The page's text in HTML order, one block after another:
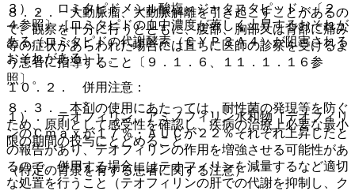
３）． ロミタピドメシル酸塩＜ジャクスタピッド＞〔２．
４参照〕［ロミタピドの血中濃度が著しく上昇するおそれが
ある（ロミタピドの代謝酵素（ＣＹＰ３Ａ４）が阻害される
おそれがある）］。
１０．２． 併用注意：
１）． テオフィリン、アミノフィリン水和物［テオフィリ
ンのＣｍａｘが１７％・ＡＵＣが２２％それぞれ上昇したと
の報告があり、テオフィリンの作用を増強させる可能性があ
るので、併用する場合にはテオフィリンを減量するなど適切
な処置を行うこと（テオフィリンの肝での代謝を抑制し、ク
８．２． 大動脈瘤、大動脈解離を引き起こすことがあるの
で、観察を十分に行うとともに、腹部、胸部又は背部に痛み
等の症状があらわれた場合には直ちに医師の診察を受けるよ
う患者に指導すること〔９．１．６、１１．１．１６参
照〕。
８．３． 本剤の使用にあたっては、耐性菌の発現等を防ぐ
ため、原則として感受性を確認し、疾病の治療上必要な最小
限の期間の投与にとどめること。
（特定の背景を有する患者に関する注意）